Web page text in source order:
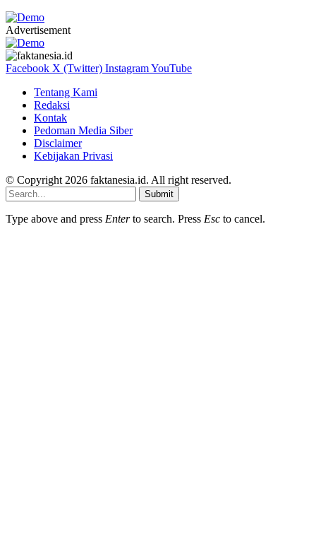
Advertisement
Facebook X (Twitter) InstagramYouTube
Tentang Kami
Redaksi
Kontak
Pedoman Media Siber
Disclaimer
Kebijakan Privasi
© Copyright 2026 faktanesia.id. All right reserved.
Submit
Type above and press Enterto search. Press Esc to cancel.